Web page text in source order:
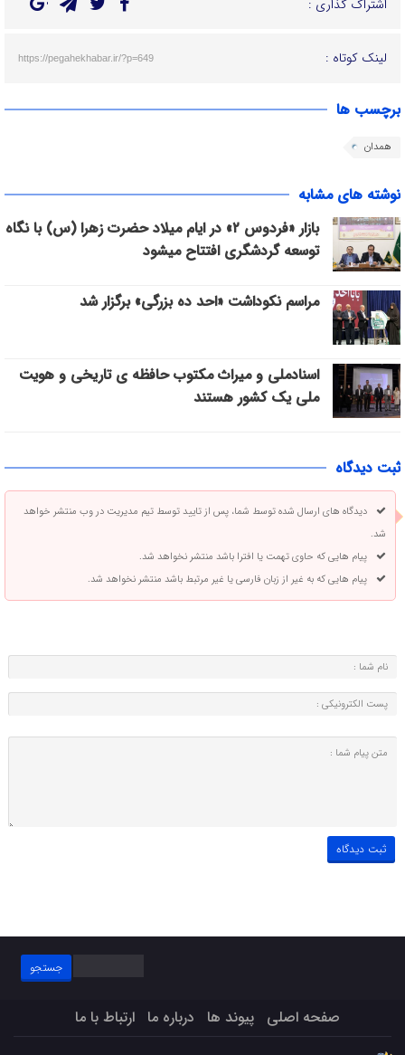
اشتراک گذاری :
لینک کوتاه : https://pegahekhabar.ir/?p=649
برچسب ها
همدان
نوشته های مشابه
بازار «فردوس ۲» در ایام میلاد حضرت زهرا (س) با نگاه
توسعه گردشگری افتتاح میشود
مراسم نکوداشت «احد ده بزرگی» برگزار شد
اسنادملی و میراث مکتوب حافظه ی تاریخی و هویت
ملی یک کشور هستند
ثبت دیدگاه
دیدگاه های ارسال شده توسط شما، پس از تایید توسط تیم مدیریت در وب منتشر خواهد
شد.
پیام هایی که حاوی تهمت یا افترا باشد منتشر نخواهد شد.
پیام هایی که به غیر از زبان فارسی یا غیر مرتبط باشد منتشر نخواهد شد.
جستجو
برای:
صفحه اصلی پیوند ها درباره ما ارتباط با ما